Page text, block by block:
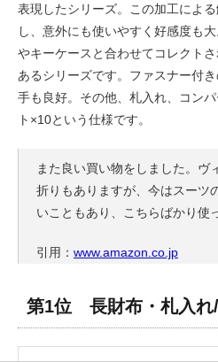
表現したシリーズ。この加工によ
し、意外にも使いやすく好感度も
やキーケースと合わせてコレクト
あるシリーズです。ファスナー付
手も良好。その他、札入れ、コン
ト×10という仕様です。
また良い買い物をしました。ヴ
折りもありますが、今はスーツ
いこともあり、こちらばかり使
引用： www.amazon.co.jp
第1位 長財布・札入